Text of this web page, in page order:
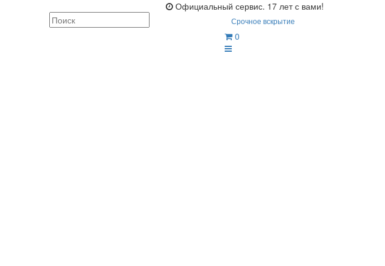
Официальный сервис. 17 лет с вами!
Срочное вскрытие
0